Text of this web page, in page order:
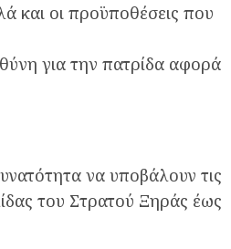
και οι προϋποθέσεις που
για την πατρίδα αφορά
να υποβάλουν τις
του Στρατού Ξηράς έως